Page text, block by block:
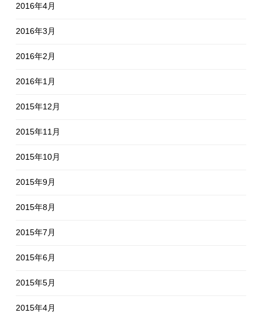
2016年4月
2016年3月
2016年2月
2016年1月
2015年12月
2015年11月
2015年10月
2015年9月
2015年8月
2015年7月
2015年6月
2015年5月
2015年4月